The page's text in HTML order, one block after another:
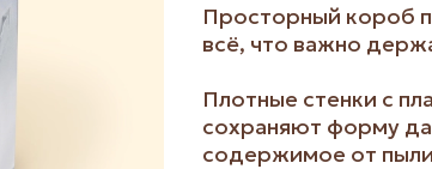
Просторный короб
всё, что важно
Плотные стенки с
сохраняют форму
содержимое от